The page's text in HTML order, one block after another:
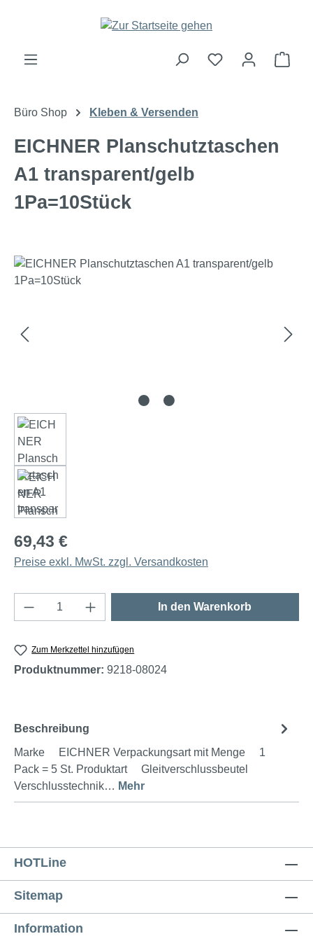
Zum Hauptinhalt springen
Büro Shop Kleben & Versenden
EICHNER Planschutztaschen
A1 transparent/gelb
1Pa=10Stück
Bildergalerie überspringen
69,43 €
Preise exkl. MwSt. zzgl. Versandkosten
Produkt Anzahl: Gib den gewünschten
In den Warenkorb
Zum Merkzettel hinzufügen
Produktnummer: 9218-08024
Beschreibung
Marke EICHNER Verpackungsart mit Menge 1
Pack = 5 St. Produktart Gleitverschlussbeutel
Verschlusstechnik… Mehr
HOTLine
Sitemap
Information